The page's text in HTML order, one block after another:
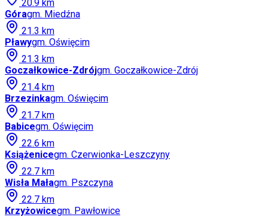
20.9 km
Góragm. Miedźna
21.3 km
Pławygm. Oświęcim
21.3 km
Goczałkowice-Zdrójgm. Goczałkowice-Zdrój
21.4 km
Brzezinkagm. Oświęcim
21.7 km
Babicegm. Oświęcim
22.6 km
Książenicegm. Czerwionka-Leszczyny
22.7 km
Wisła Małagm. Pszczyna
22.7 km
Krzyżowicegm. Pawłowice